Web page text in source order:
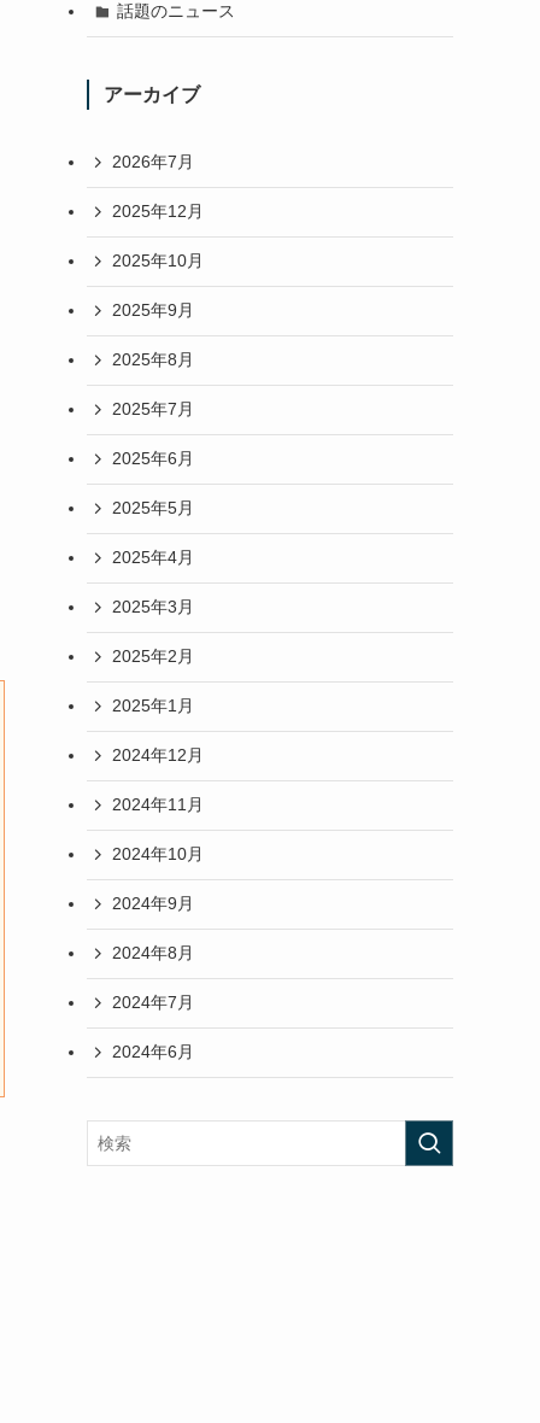
話題のニュース
アーカイブ
2026年7月
2025年12月
2025年10月
2025年9月
2025年8月
2025年7月
2025年6月
2025年5月
2025年4月
2025年3月
2025年2月
2025年1月
2024年12月
2024年11月
2024年10月
2024年9月
2024年8月
2024年7月
2024年6月